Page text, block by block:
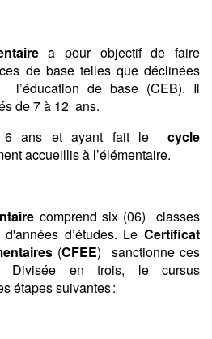
a pour objectif de faire
de base telles que déclinées
de base (CEB). Il
de 7 à 12 ans.
6 ans et ayant fait le cycle
accueillis à l’élémentaire.
comprend six (06) classes
d’études. Le Certificat
(CFEE) sanctionne ces
Divisée en trois, le cursus
étapes suivantes :